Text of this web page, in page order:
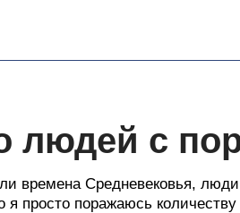
людей с
времена Средневековья,
просто поражаюсь количеству